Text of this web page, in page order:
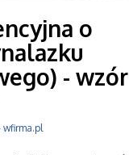
o
- wzór
wfirma.pl